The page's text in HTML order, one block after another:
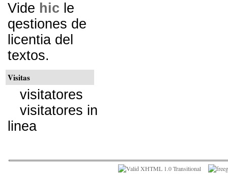
Vide hic le
qestiones de
licentia del
textos.
Visitas
visitatores
visitatores in
linea